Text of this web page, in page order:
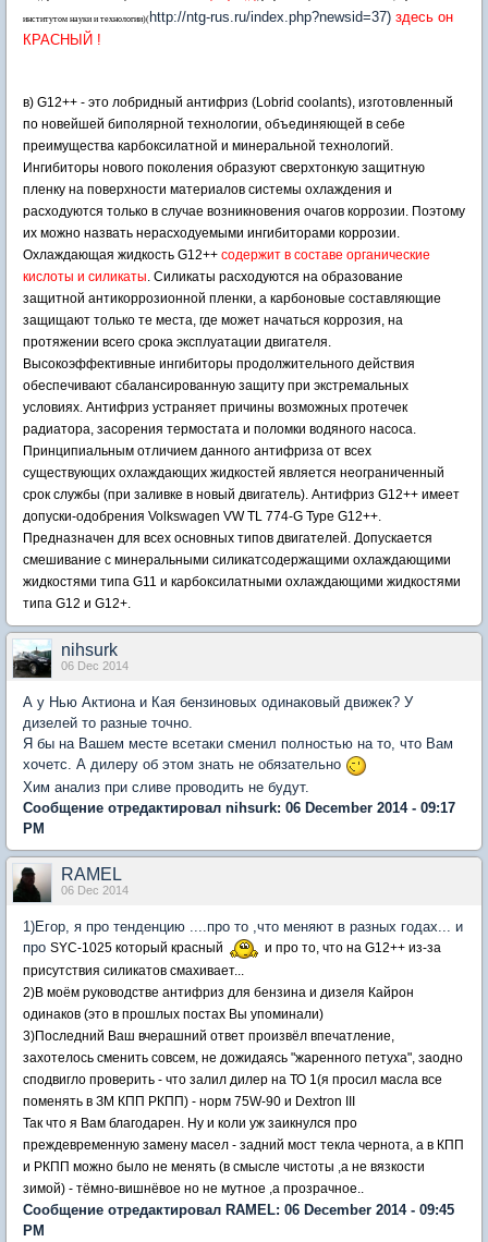
институтом науки и технологии)( http://ntg-rus.ru/index.php?newsid=37) здесь он
КРАСНЫЙ !
в) G12++ - это лобридный антифриз (Lobrid coolants), изготовленный
по новейшей биполярной технологии, объединяющей в себе
преимущества карбоксилатной и минеральной технологий.
Ингибиторы нового поколения образуют сверхтонкую защитную
пленку на поверхности материалов системы охлаждения и
расходуются только в случае возникновения очагов коррозии. Поэтому
их можно назвать нерасходуемыми ингибиторами коррозии.
Охлаждающая жидкость G12++ содержит в составе органические
кислоты и силикаты. Силикаты расходуются на образование
защитной антикоррозионной пленки, а карбоновые составляющие
защищают только те места, где может начаться коррозия, на
протяжении всего срока эксплуатации двигателя.
Высокоэффективные ингибиторы продолжительного действия
обеспечивают сбалансированную защиту при экстремальных
условиях. Антифриз устраняет причины возможных протечек
радиатора, засорения термостата и поломки водяного насоса.
Принципиальным отличием данного антифриза от всех
существующих охлаждающих жидкостей является неограниченный
срок службы (при заливке в новый двигатель). Антифриз G12++ имеет
допуски-одобрения Volkswagen VW TL 774-G Type G12++.
Предназначен для всех основных типов двигателей. Допускается
смешивание с минеральными силикатсодержащими охлаждающими
жидкостями типа G11 и карбоксилатными охлаждающими жидкостями
типа G12 и G12+.
nihsurk
06 Dec 2014
А у Нью Актиона и Кая бензиновых одинаковый движек? У
дизелей то разные точно.
Я бы на Вашем месте всетаки сменил полностью на то, что Вам
хочетс. А дилеру об этом знать не обязательно
Хим анализ при сливе проводить не будут.
Сообщение отредактировал nihsurk: 06 December 2014 - 09:17
PM
RAMEL
06 Dec 2014
1)Егор, я про тенденцию ....про то ,что меняют в разных годах... и
про SYC-1025 который красный
и про то, что на G12++ из-за
присутствия силикатов смахивает...
2)В моём руководстве антифриз для бензина и дизеля Кайрон
одинаков (это в прошлых постах Вы упоминали)
3)Последний Ваш вчерашний ответ произвёл впечатление,
захотелось сменить совсем, не дожидаясь "жаренного петуха", заодно
сподвигло проверить - что залил дилер на ТО 1(я просил масла все
поменять в ЗМ КПП РКПП) - норм 75W-90 и Dextron III
Так что я Вам благодарен. Ну и коли уж заикнулся про
преждевременную замену масел - задний мост текла чернота, а в КПП
и РКПП можно было не менять (в смысле чистоты ,а не вязкости
зимой) - тёмно-вишнёвое но не мутное ,а прозрачное..
Сообщение отредактировал RAMEL: 06 December 2014 - 09:45
PM